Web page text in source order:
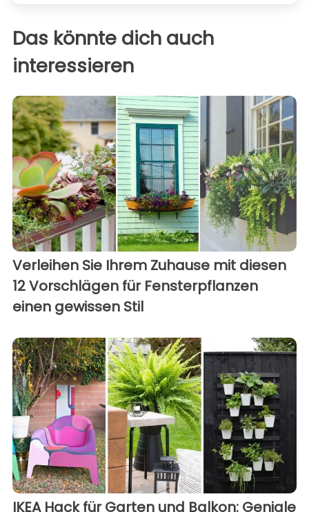
Das könnte dich auch
interessieren
Verleihen Sie Ihrem Zuhause mit diesen
12 Vorschlägen für Fensterpflanzen
einen gewissen Stil
IKEA Hack für Garten und Balkon: Geniale